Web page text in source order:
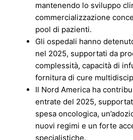
mantenendo lo sviluppo
commercializzazione
pool di pazienti.
Gli ospedali hanno
nel 2025, supportati da
complessità, capacità di
fornitura di cure
Il Nord America ha
entrate del 2025,
spesa oncologica,
nuovi regimi e un forte
specialistiche.